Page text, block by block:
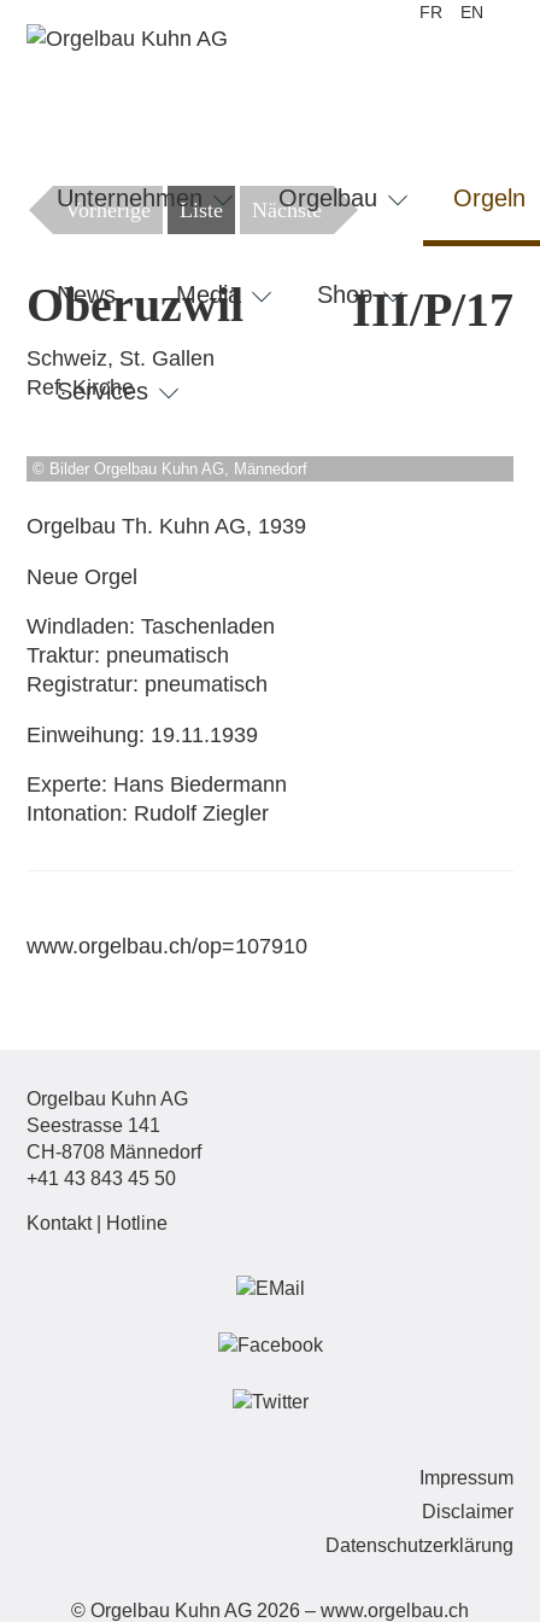
EN
FR
überspringen
Unternehmen Orgelbau Orgeln
News Media Shop
Services
Vorherige Liste Nächste
Oberuzwil III/P/17
Schweiz, St. Gallen
Ref. Kirche
© Bilder Orgelbau Kuhn AG, Männedorf
Orgelbau Th. Kuhn AG, 1939
Neue Orgel
Windladen Taschenladen
Traktur pneumatisch
Registratur pneumatisch
Einweihung 19.11.1939
Experte Hans Biedermann
Intonation Rudolf Ziegler
www.orgelbau.ch/op=107910
Orgelbau Kuhn AG
Seestrasse 141
CH-8708 Männedorf
+41 43 843 45 50
Kontakt| Hotline
Impressum
Disclaimer
Datenschutzerklärung
© Orgelbau Kuhn AG 2026 – www.orgelbau.ch